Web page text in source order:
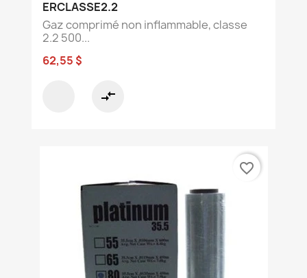
ERCLASSE2.2
Gaz comprimé non inflammable, classe
2.2 500...
62,55 $
compare_arrows
favorite_border